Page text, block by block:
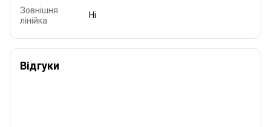
Зовнішня
лінійка
Ні
Відгуки